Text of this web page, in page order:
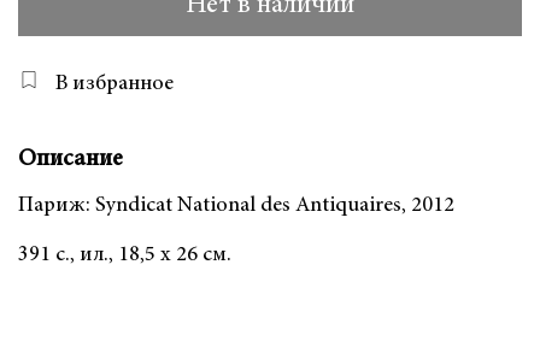
Нет в наличии
В избранное
Описание
Париж: Syndicat National des Antiquaires, 2012
391 с., ил., 18,5 х 26 см.